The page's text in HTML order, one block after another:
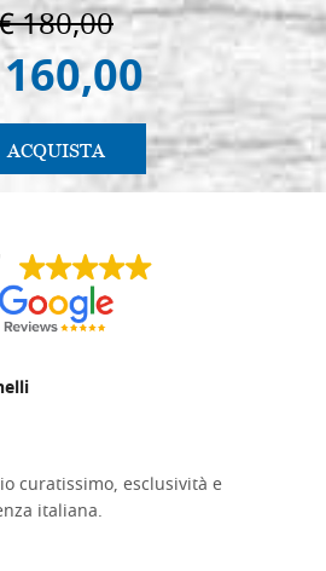
180,00
ACQUISTA
curatissimo, esclusività e
italiana.